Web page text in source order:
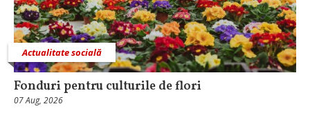
Actualitate socială
Fonduri pentru culturile de flori
07 Aug, 2026